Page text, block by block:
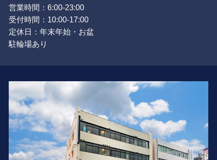
営業時間：6:00-23:00
受付時間：10:00-17:00
定休日：年末年始・お盆
駐輪場あり